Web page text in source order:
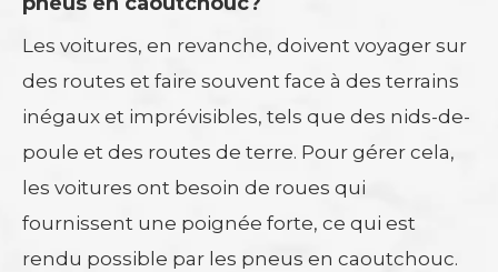
Les voitures, en revanche, doivent voyager sur
des routes et faire souvent face à des terrains
inégaux et imprévisibles, tels que des nids-de-
poule et des routes de terre. Pour gérer cela,
les voitures ont besoin de roues qui
fournissent une poignée forte, ce qui est
rendu possible par les pneus en caoutchouc.